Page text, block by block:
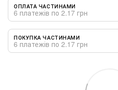
ОПЛАТА ЧАСТИНАМИ
6 платежів по 2.17 грн
ПОКУПКА ЧАСТИНАМИ
6 платежів по 2.17 грн